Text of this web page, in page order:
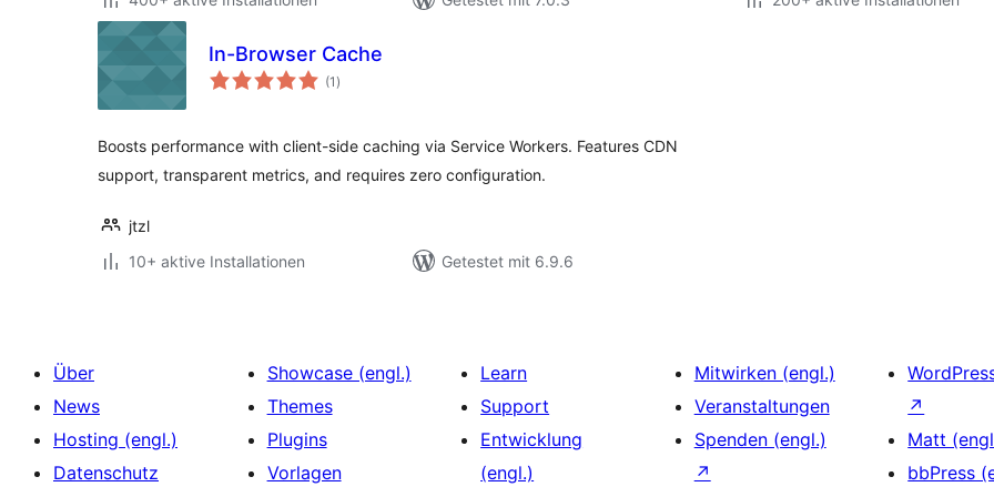
In-Browser Cache
(1 Bewertungen
insgesamt
)
Boosts performance with client-side caching via Service Workers. Features CDN
support, transparent metrics, and requires zero configuration.
jtzl
10+ aktive Installationen
Getestet mit 6.9.6
Über
News
Hosting (engl.)
Datenschutz
Showcase (engl.)
Themes
Plugins
Vorlagen
Learn
Support
Entwicklung
(engl.)
Mitwirken (engl.)
Veranstaltungen
Spenden (engl.)
↗
↗
Matt
bbPress